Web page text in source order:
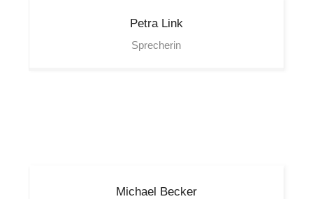
Petra Link
Sprecherin
Michael Becker